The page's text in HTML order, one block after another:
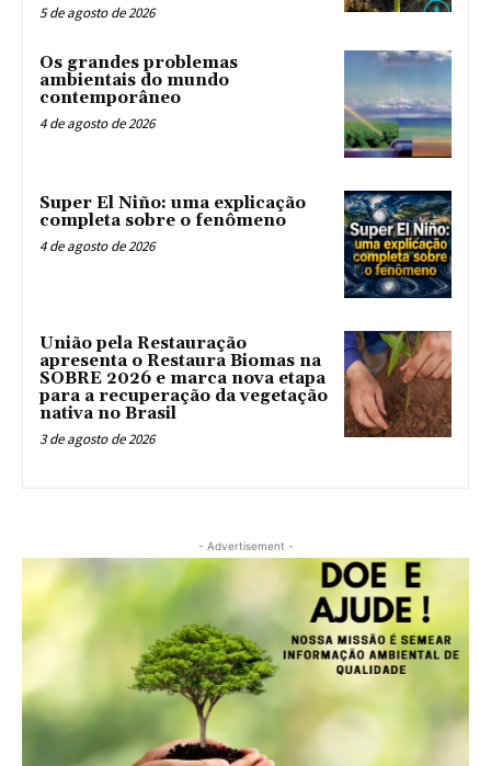
5 de agosto de 2026
Os grandes problemas
ambientais do mundo
contemporâneo
4 de agosto de 2026
Super El Niño: uma explicação
completa sobre o fenômeno
4 de agosto de 2026
União pela Restauração
apresenta o Restaura Biomas na
SOBRE 2026 e marca nova etapa
para a recuperação da vegetação
nativa no Brasil
3 de agosto de 2026
- Advertisement -